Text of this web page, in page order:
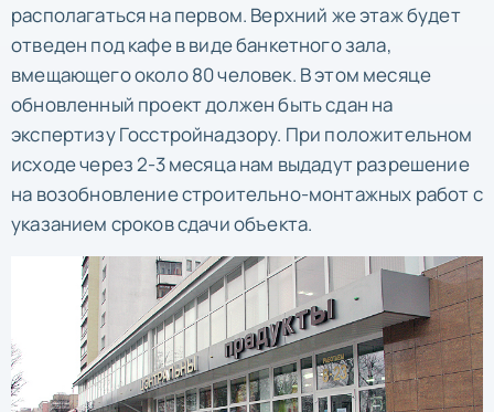
располагаться на первом. Верхний же этаж будет
отведен под кафе в виде банкетного зала,
вмещающего около 80 человек. В этом месяце
обновленный проект должен быть сдан на
экспертизу Госстройнадзору. При положительном
исходе через 2-3 месяца нам выдадут разрешение
на возобновление строительно-монтажных работ с
указанием сроков сдачи объекта.